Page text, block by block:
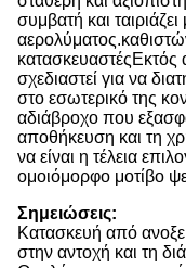
συμβατή και
κατασκευαστέςΕκτός
σχεδιαστεί για να
στο εσωτερικό της
αδιάβροχο που
αποθήκευση και τη
να είναι η τέλεια
ομοιόμορφο μοτίβο
Σημειώσεις:
Κατασκευή από
στην αντοχή και τη